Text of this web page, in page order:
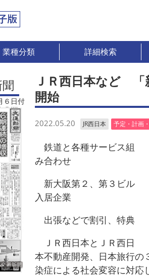
業種分類 詳細検索
６日付
ＪＲ西日本など 「
開始
2022.05.20 JR西日本 予定・計画
鉄道と各種サービス組
み合わせ
新大阪第２、第３ビル
入居企業
出張などで割引、特典
ＪＲ西日本とＪＲ西日
本不動産開発、日本旅行の
染症による社会変容に対応